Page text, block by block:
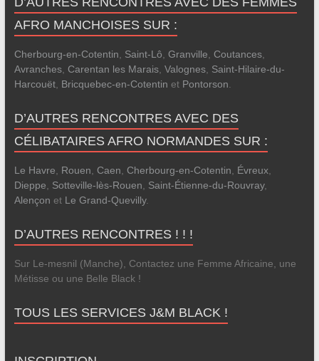
AFRO MANCHOISES SUR :
Cherbourg-en-Cotentin Saint-Lô Granville Coutances,
Avranches, Carentan les Marais, Valognes, Saint-Hilaire-du-
Harcouët, Bricquebec-en-Cotentin et Pontorson
D’AUTRES RENCONTRES AVEC DES
CÉLIBATAIRES AFRO NORMANDES SUR :
Le Havre Rouen Caen Cherbourg-en-Cotentin Évreux,
Dieppe
Sotteville-lès-Rouen Saint-Étienne-du-Rouvray,
Alençon et Le Grand-Quevilly.
D’AUTRES RENCONTRES ! ! !
Sur Le-mesnil (Manche), Contactez une Femme Africaine, une
Métisse ou une Belle Black !
TOUS LES SERVICES J&M BLACK !